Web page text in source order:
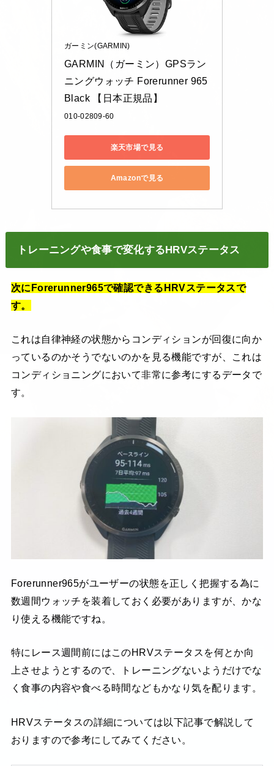
ガーミン(GARMIN)
GARMIN（ガーミン）GPSラン
ニングウォッチ Forerunner 965
Black 【日本正規品】
010-02809-60
楽天市場で見る
Amazonで見る
トレーニングや食事で変化するHRVステータス
次にForerunner965で確認できるHRVステータスで
す。
これは自律神経の状態からコンディションが回復に向か
っているのかそうでないのかを見る機能ですが、これは
コンディショニングにおいて非常に参考にするデータで
す。
Forerunner965がユーザーの状態を正しく把握する為に
数週間ウォッチを装着しておく必要がありますが、かな
り使える機能ですね。
特にレース週間前にはこのHRVステータスを何とか向
上させようとするので、トレーニングないようだけでな
く食事の内容や食べる時間などもかなり気を配ります。
HRVステータスの詳細については以下記事で解説して
おりますので参考にしてみてください。